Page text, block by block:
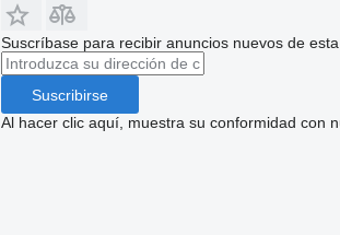
Suscríbase para recibir anuncios nuevos de
Suscribirse
Al hacer clic aquí, muestra su conformidad con